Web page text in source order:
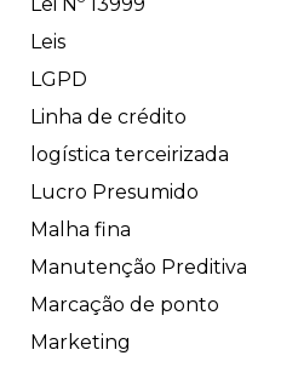
Lei Nº 13999
Leis
LGPD
Linha de crédito
logística terceirizada
Lucro Presumido
Malha fina
Manutenção Preditiva
Marcação de ponto
Marketing